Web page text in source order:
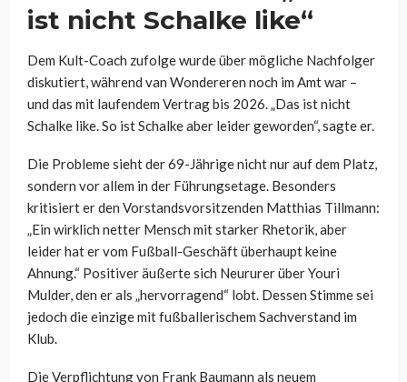
ist nicht Schalke like“
Dem Kult-Coach zufolge wurde über mögliche Nachfolger
diskutiert, während van Wondereren noch im Amt war –
und das mit laufendem Vertrag bis 2026. „Das ist nicht
Schalke like. So ist Schalke aber leider geworden“, sagte er.
Die Probleme sieht der 69-Jährige nicht nur auf dem Platz,
sondern vor allem in der Führungsetage. Besonders
kritisiert er den Vorstandsvorsitzenden Matthias Tillmann:
„Ein wirklich netter Mensch mit starker Rhetorik, aber
leider hat er vom Fußball-Geschäft überhaupt keine
Ahnung.“ Positiver äußerte sich Neururer über Youri
Mulder, den er als „hervorragend“ lobt. Dessen Stimme sei
jedoch die einzige mit fußballerischem Sachverstand im
Klub.
Die Verpflichtung von Frank Baumann als neuem